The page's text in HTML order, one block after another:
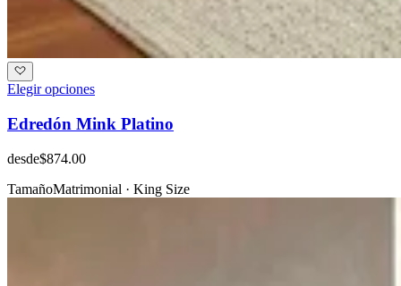
Elegir opciones
Edredón Mink Platino
desde$874.00
TamañoMatrimonial · King Size